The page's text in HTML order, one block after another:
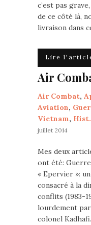
c’est pas
de ce côté là,
livraison dans
Lire
Air
Air Combat,
Aviation,
Vietnam,
juillet 2014
Mes deux
ont été:
« Epervier »:
consacré à la
conflits (1983-
lourdement
colonel Kadhafi.